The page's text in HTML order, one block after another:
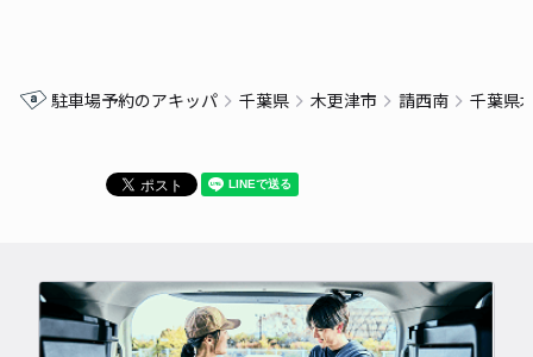
駐車場予約のアキッパ 千葉県 木更津市 請西南 千葉県